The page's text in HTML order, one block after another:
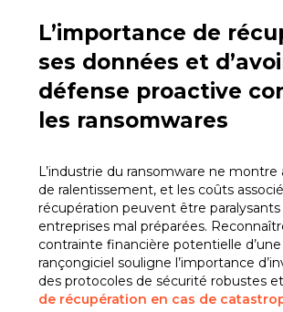
L’importance de
ses données et
défense proactive
les ransomwares
L’industrie du ransomware ne montre
de ralentissement, et les coûts
récupération peuvent être paralysants
entreprises mal préparées.
contrainte financière potentielle
rançongiciel souligne l’importance
des protocoles de sécurité robustes
de récupération en cas de